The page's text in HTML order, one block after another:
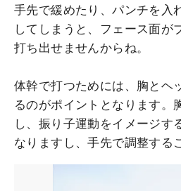
手先で緩めたり、パンチを入
してしまうと、フェース面が
打ち出せませんからね。
体幹で打つためには、胸とヘ
るのがポイントとなります。
し、振り子運動をイメージす
なりますし、手先で調整する